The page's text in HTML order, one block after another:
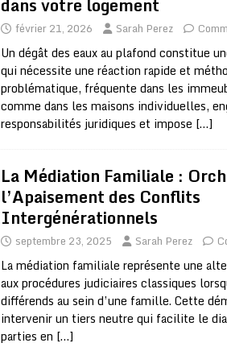
dans votre logement
février 21, 2026 Sarah Perez
Un dégât des eaux au plafond constitue
qui nécessite une réaction rapide et
problématique, fréquente dans les
comme dans les maisons individuelles,
responsabilités juridiques et impose […]
La Médiation Familiale :
l’Apaisement des Conflits
Intergénérationnels
septembre 23, 2025 Sarah Perez
La médiation familiale représente une
aux procédures judiciaires classiques
différends au sein d’une famille. Cette
intervenir un tiers neutre qui facilite le
parties en […]